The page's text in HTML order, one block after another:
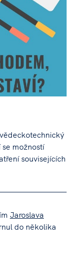
možností
souvisejících
Jaroslava
do několika